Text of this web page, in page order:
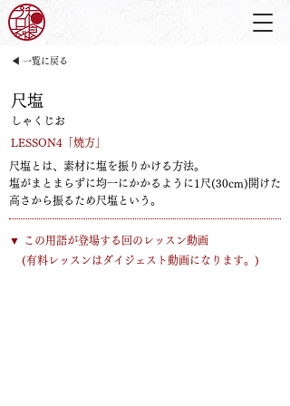
◀ 一覧に戻る
尺塩
しゃくじお
LESSON4「焼方」
尺塩とは、素材に塩を振りかける方法。
塩がまとまらずに均一にかかるように1尺(30cm)開けた
高さから振るため尺塩という。
​▼ この用語が登場する回のレッスン動画
​(有料レッスンはダイジェスト動画になります。)